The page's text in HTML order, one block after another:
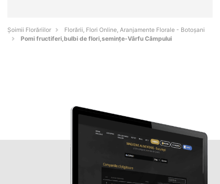
Șoimii Florăriilor
Florării, Flori Online, Aranjamente Florale - Botoşani
Pomi fructiferi,bulbi de flori,semințe-Vârfu Câmpului